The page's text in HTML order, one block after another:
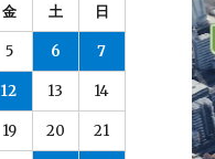
金 土 日
5 6 7
12 13 14
19 20 21